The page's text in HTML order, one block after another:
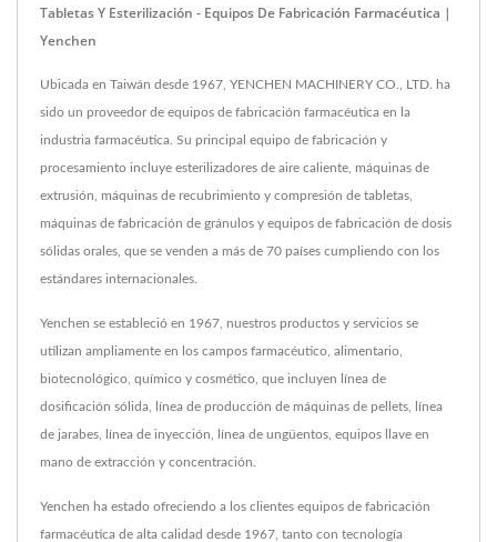
Tabletas Y Esterilización - Equipos De Fabricación Farmacéutica |
Yenchen
Ubicada en Taiwán desde 1967, YENCHEN MACHINERY CO., LTD. ha
sido un proveedor de equipos de fabricación farmacéutica en la
industria farmacéutica. Su principal equipo de fabricación y
procesamiento incluye esterilizadores de aire caliente, máquinas de
extrusión, máquinas de recubrimiento y compresión de tabletas,
máquinas de fabricación de gránulos y equipos de fabricación de dosis
sólidas orales, que se venden a más de 70 países cumpliendo con los
estándares internacionales.
Yenchen se estableció en 1967, nuestros productos y servicios se
utilizan ampliamente en los campos farmacéutico, alimentario,
biotecnológico, químico y cosmético, que incluyen línea de
dosificación sólida, línea de producción de máquinas de pellets, línea
de jarabes, línea de inyección, línea de ungüentos, equipos llave en
mano de extracción y concentración.
Yenchen ha estado ofreciendo a los clientes equipos de fabricación
farmacéutica de alta calidad desde 1967, tanto con tecnología